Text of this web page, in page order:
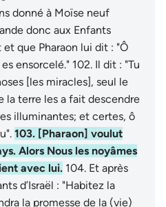
donné à Moïse neuf
donc aux Enfants
et que Pharaon lui dit : "Ô
ensorcelé." 102. Il dit : "Tu
[les miracles], seul le
la terre les a fait descendre
illuminantes; et certes, ô
103. [Pharaon] voulut
Alors Nous les noyâmes
avec lui. 104. Et après
d’Israël : "Habitez la
la promesse de la (vie)